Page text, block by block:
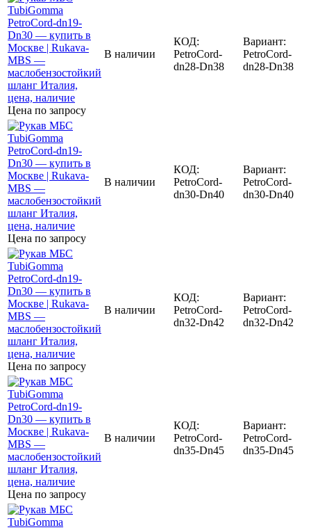
Цена по запросу
В наличии
КОД:
PetroCord-
dn28-Dn38
Вариант:
PetroCord-
dn28-Dn38
Цена по запросу
В наличии
КОД:
PetroCord-
dn30-Dn40
Вариант:
PetroCord-
dn30-Dn40
Цена по запросу
В наличии
КОД:
PetroCord-
dn32-Dn42
Вариант:
PetroCord-
dn32-Dn42
Цена по запросу
В наличии
КОД:
PetroCord-
dn35-Dn45
Вариант:
PetroCord-
dn35-Dn45